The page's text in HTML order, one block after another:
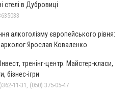
стелі в Дубровиці
алкоголізму європейського рівня:
Ярослав Коваленко
тренінг-центр. Майстер-класи,
бізнес-ігри
11-31, (050) 375-05-47